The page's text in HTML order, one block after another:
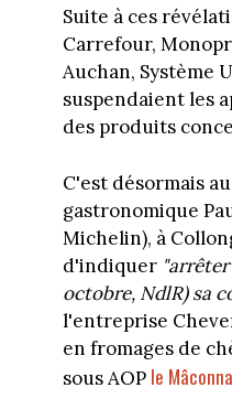
Suite à ces
Carrefour,
Auchan, Système
suspendaient les
des produits
C'est désormais
gastronomique
Michelin), à
d'indiquer
octobre, NdlR) sa
l'entreprise
en fromages de
sous AOP le